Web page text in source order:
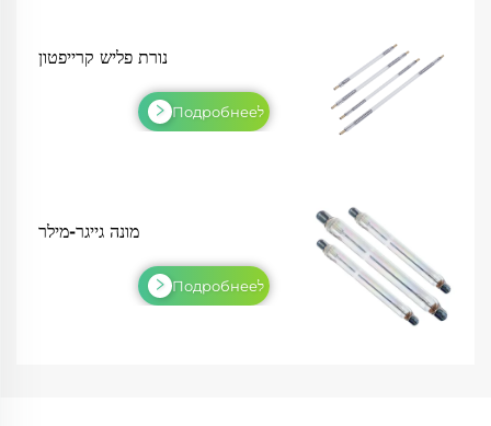
נורת פליש קרייפטון
לПодробнее
מונה גייגר-מילר
לПодробнее